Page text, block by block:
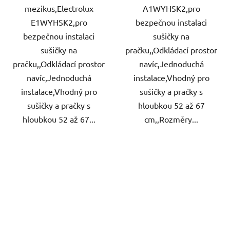
mezikus,Electrolux
E1WYHSK2,pro
bezpečnou instalaci
sušičky na
pračku,,Odkládací prostor
navíc,Jednoduchá
instalace,Vhodný pro
sušičky a pračky s
hloubkou 52 až 67...
A1WYHSK2,pro
bezpečnou instalaci
sušičky na
pračku,,Odkládací prostor
navíc,Jednoduchá
instalace,Vhodný pro
sušičky a pračky s
hloubkou 52 až 67
cm,,Rozměry...